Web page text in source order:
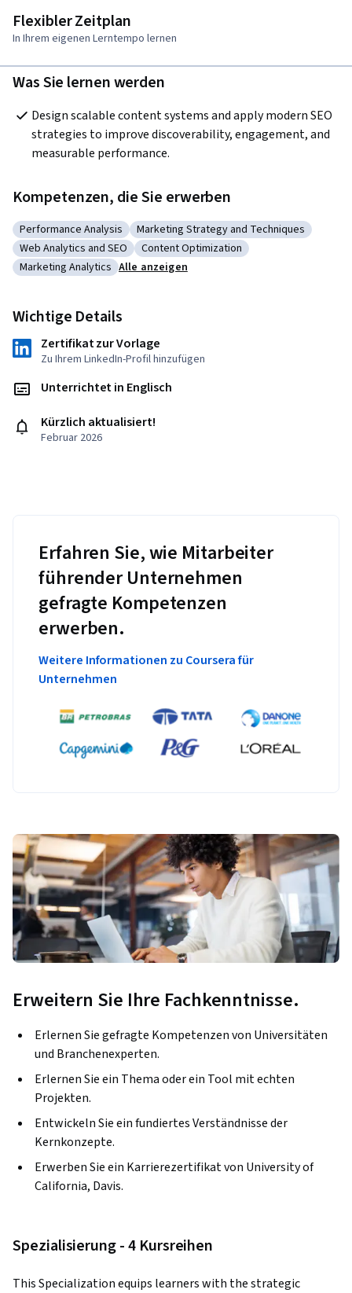
Flexibler Zeitplan
In Ihrem eigenen Lerntempo lernen
Was Sie lernen werden
Design scalable content systems and apply modern SEO
strategies to improve discoverability, engagement, and
measurable performance.
Kompetenzen, die Sie erwerben
Kategorie: Performance Analysis
Performance Analysis Kategorie: Marketing Strategy and
Marketing Strategy and Techniques
Kategorie: Web Analytics and SEO
Web Analytics and SEO Kategorie: Content Optimization
Content Optimization
Kategorie: Marketing Analytics
Marketing Analytics Alle anzeigen
Wichtige Details
Zertifikat zur Vorlage
Zu Ihrem LinkedIn-Profil hinzufügen
Unterrichtet in Englisch
Kürzlich aktualisiert!
Februar 2026
Erfahren Sie, wie Mitarbeiter
führender Unternehmen
gefragte Kompetenzen
erwerben.
Weitere Informationen zu Coursera für
Unternehmen
Erweitern Sie Ihre Fachkenntnisse.
Erlernen Sie gefragte Kompetenzen von Universitäten
und Branchenexperten.
Erlernen Sie ein Thema oder ein Tool mit echten
Projekten.
Entwickeln Sie ein fundiertes Verständnisse der
Kernkonzepte.
Erwerben Sie ein Karrierezertifikat von University of
California, Davis.
Spezialisierung - 4 Kursreihen
This Specialization equips learners with the strategic